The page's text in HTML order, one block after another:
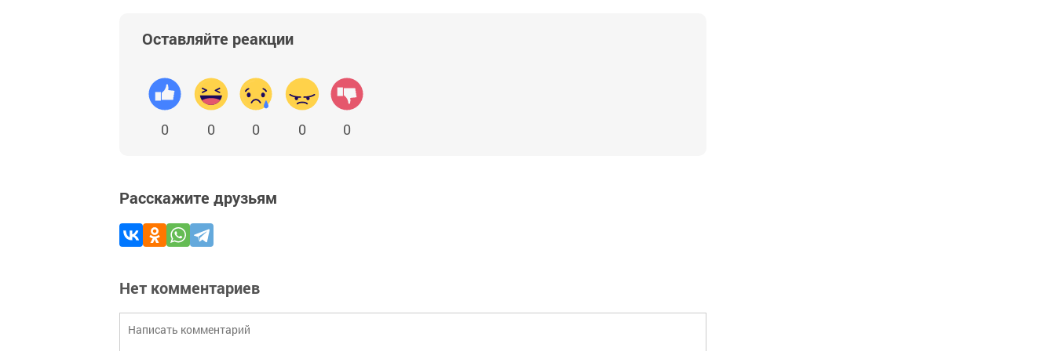
Оставляйте реакции
0 0 0 0 0
Расскажите друзьям
Нет комментариев